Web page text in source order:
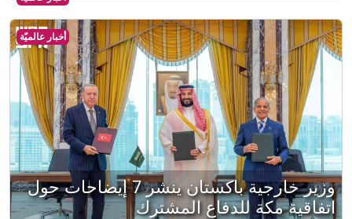
أخبار عالميّة
وزير خارجية باكستان ينشر 7 إيضاحات حول
اتفاقية مكة للدفاع المشترك